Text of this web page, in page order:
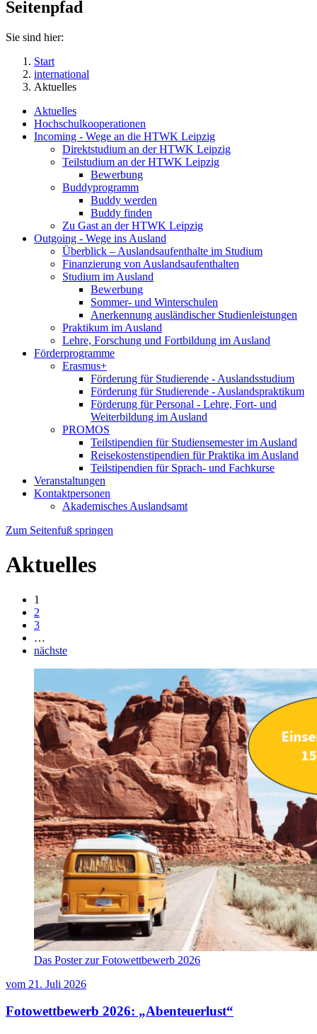
Seitenpfad
Sie sind hier:
Start
international
Aktuelles
Aktuelles
Hochschulkooperationen
Incoming - Wege an die HTWK Leipzig
Direktstudium an der HTWK Leipzig
Teilstudium an der HTWK Leipzig
Bewerbung
Buddyprogramm
Buddy werden
Buddy finden
Zu Gast an der HTWK Leipzig
Outgoing - Wege ins Ausland
Überblick – Auslandsaufenthalte im Studium
Finanzierung von Auslandsaufenthalten
Studium im Ausland
Bewerbung
Sommer- und Winterschulen
Anerkennung ausländischer Studienleistungen
Praktikum im Ausland
Lehre, Forschung und Fortbildung im Ausland
Förderprogramme
Erasmus+
Förderung für Studierende - Auslandsstudium
Förderung für Studierende - Auslandspraktikum
Förderung für Personal - Lehre, Fort- und
Weiterbildung im Ausland
PROMOS
Teilstipendien für Studiensemester im Ausland
Reisekostenstipendien für Praktika im Ausland
Teilstipendien für Sprach- und Fachkurse
Veranstaltungen
Kontaktpersonen
Akademisches Auslandsamt
Zum Seitenfuß springen
Aktuelles
1
2
3
…
nächste
Das Poster zur Fotowettbewerb 2026
vom 21. Juli 2026
Fotowettbewerb 2026: „Abenteuerlust“